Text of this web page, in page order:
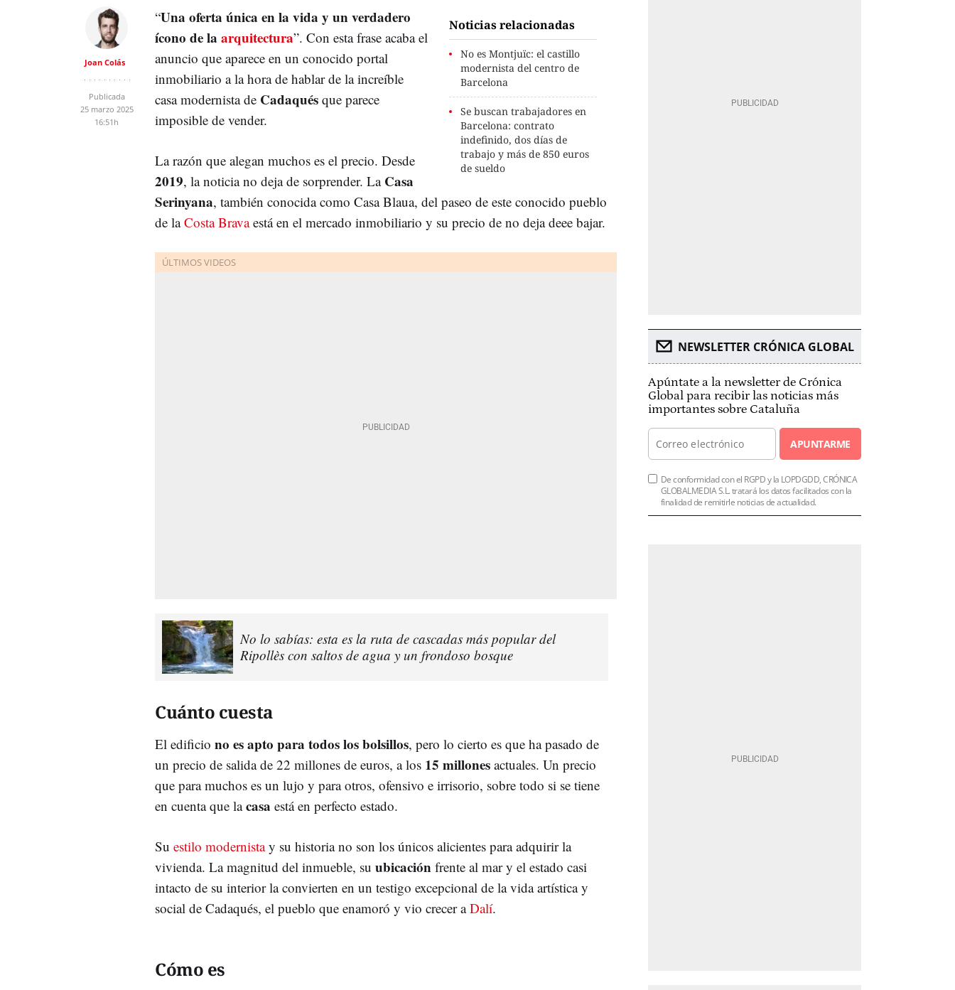
Joan Colás
Publicada
25 marzo 2025
16:51h
Noticias relacionadas
No es Montjuïc: el castillo
modernista del centro de
Barcelona
Se buscan trabajadores en
Barcelona: contrato
indefinido, dos días de
trabajo y más de 850 euros
de sueldo
“Una oferta única en la vida y un verdadero
ícono de la arquitectura”. Con esta frase acaba el
anuncio que aparece en un conocido portal
inmobiliario a la hora de hablar de la increíble
casa modernista de Cadaqués que parece
imposible de vender.
La razón que alegan muchos es el precio. Desde
2019, la noticia no deja de sorprender. La Casa
Serinyana, también conocida como Casa Blaua, del paseo de este conocido pueblo
de laCosta Bravaestá en el mercado inmobiliario y su precio de no deja deee bajar.
No lo sabías: esta es la ruta de cascadas más popular del
Ripollès con saltos de agua y un frondoso bosque
Cuánto cuesta
El edificio no es apto para todos los bolsillos, pero lo cierto es que ha pasado de
un precio de salida de 22 millones de euros, a los 15 millones actuales. Un precio
que para muchos es un lujo y para otros, ofensivo e irrisorio, sobre todo si se tiene
en cuenta que lacasa está en perfecto estado.
Su estilo modernistay su historia no son los únicos alicientes para adquirir la
vivienda. La magnitud del inmueble, su ubicación frente al mar y el estado casi
intacto de su interior la convierten en un testigo excepcional de la vida artística y
social de Cadaqués, el pueblo que enamoró y vio crecer aDalí.
Cómo es
NEWSLETTER CRÓNICA GLOBAL
Apúntate a la newsletter de Crónica
Global para recibir las noticias más
importantes sobre Cataluña
APUNTARME
De conformidad con el RGPD y la LOPDGDD, CRÓNICA
GLOBALMEDIA S.L. tratará los datos facilitados con la
finalidad de remitirle noticias de actualidad.